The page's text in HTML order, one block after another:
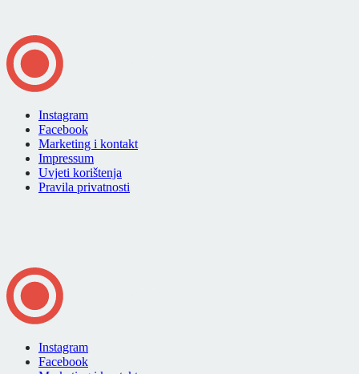
Instagram
Facebook
Marketing i kontakt
Impressum
Uvjeti korištenja
Pravila privatnosti
Instagram
Facebook